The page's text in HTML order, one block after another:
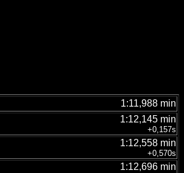
1:11,988 min
1:12,145 min
+0,157s
1:12,558 min
+0,570s
1:12,696 min